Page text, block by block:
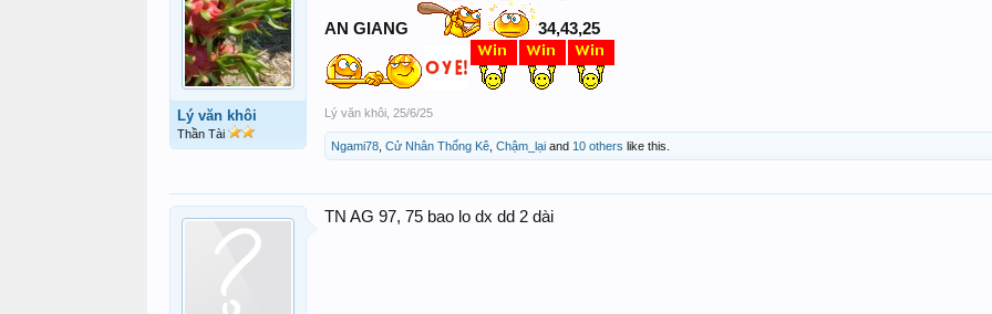
Lý văn khôi
Thần Tài
AN GIANG 34,43,25
Lý văn khôi 25/6/25
Ngami78 Cử Nhân Thống Kê Chậm_lại and 10 others like this.
TN AG 97, 75 bao lo dx dd 2 dài